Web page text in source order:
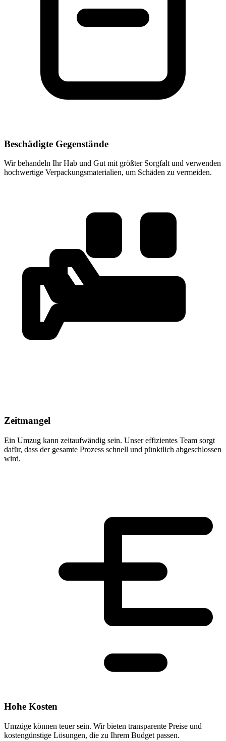
Beschädigte Gegenstände
Wir behandeln Ihr Hab und Gut mit größter Sorgfalt und verwenden
hochwertige Verpackungsmaterialien, um Schäden zu vermeiden.
Zeitmangel
Ein Umzug kann zeitaufwändig sein. Unser effizientes Team sorgt
dafür, dass der gesamte Prozess schnell und pünktlich abgeschlossen
wird.
Hohe Kosten
Umzüge können teuer sein. Wir bieten transparente Preise und
kostengünstige Lösungen, die zu Ihrem Budget passen.